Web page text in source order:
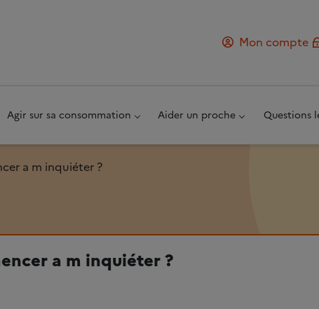
Mon compte
Agir sur sa consommation Aider un proche Questions
a m inquiéter ?
a m inquiéter ?